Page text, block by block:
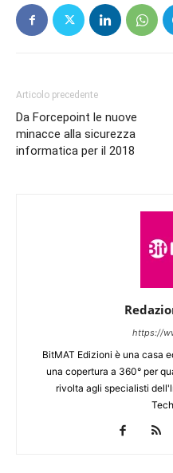
Articolo precedente
Da Forcepoint le nuove
minacce alla sicurezza
informatica per il 2018
https://
BitMAT Edizioni è una casa
una copertura a 360° per
rivolta agli specialisti